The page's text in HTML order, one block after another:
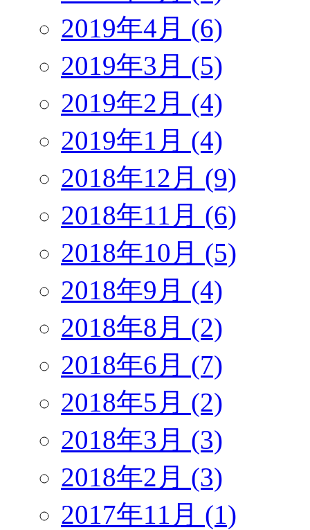
2019年4月 (6)
2019年3月 (5)
2019年2月 (4)
2019年1月 (4)
2018年12月 (9)
2018年11月 (6)
2018年10月 (5)
2018年9月 (4)
2018年8月 (2)
2018年6月 (7)
2018年5月 (2)
2018年3月 (3)
2018年2月 (3)
2017年11月 (1)